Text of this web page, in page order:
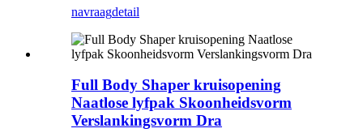
navraagdetail
Full Body Shaper kruisopening
Naatlose lyfpak Skoonheidsvorm
Verslankingsvorm Dra